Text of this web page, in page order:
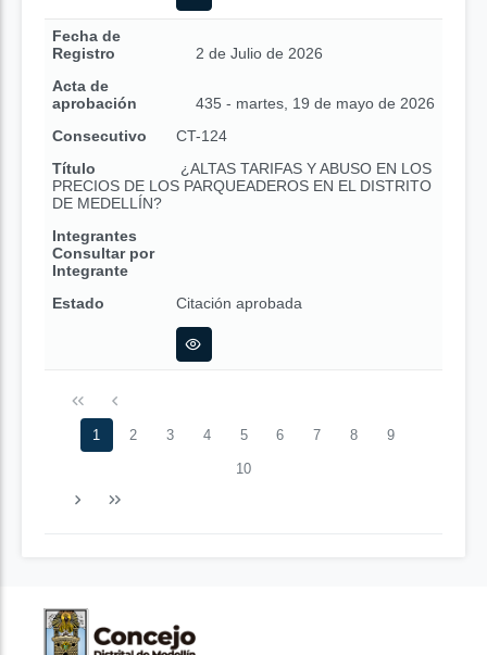
Fecha de
Registro
2 de Julio de 2026
Acta de
aprobación
435 - martes, 19 de mayo de 2026
Consecutivo
CT-124
Título
¿ALTAS TARIFAS Y ABUSO EN LOS
PRECIOS DE LOS PARQUEADEROS EN EL DISTRITO
DE MEDELLÍN?
Integrantes
Consultar por
Integrante
Estado
Citación aprobada
1 2 3 4 5 6 7 8 9
10